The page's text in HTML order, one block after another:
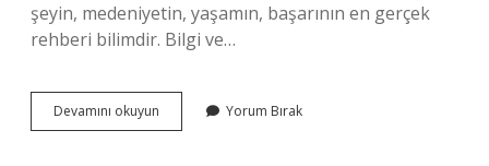
şeyin, medeniyetin, yaşamın, başarının en gerçek
rehberi bilimdir. Bilgi ve…
Devamını okuyun
En
Yorum Bırak